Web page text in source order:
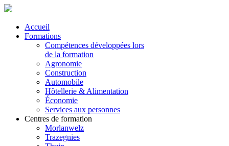
Accueil
Formations
Compétences développées lors
de la formation
Agronomie
Construction
Automobile
Hôtellerie & Alimentation
Économie
Services aux personnes
Centres de formation
Morlanwelz
Trazegnies